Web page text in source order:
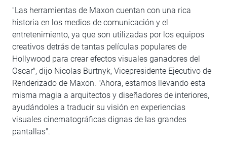
"Las herramientas de Maxon cuentan con una rica
historia en los medios de comunicación y el
entretenimiento, ya que son utilizadas por los equipos
creativos detrás de tantas películas populares de
Hollywood para crear efectos visuales ganadores del
Oscar", dijo Nicolas Burtnyk, Vicepresidente Ejecutivo de
Renderizado de Maxon. "Ahora, estamos llevando esta
misma magia a arquitectos y diseñadores de interiores,
ayudándoles a traducir su visión en experiencias
visuales cinematográficas dignas de las grandes
pantallas".